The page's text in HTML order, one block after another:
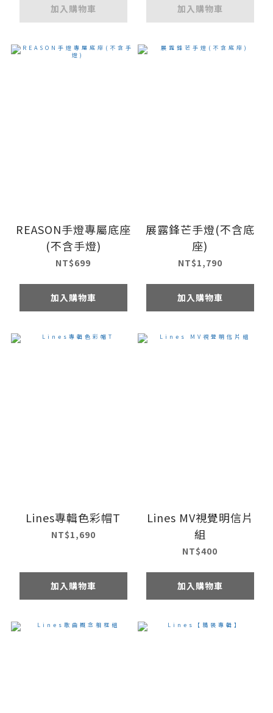
加入購物車 加入購物車
REASON手燈專屬底座
(不含手燈)
NT$699
加入購物車
展露鋒芒手燈(不含底
座)
NT$1,790
加入購物車
Lines專輯色彩帽T
NT$1,690
加入購物車
Lines MV視覺明信片
組
NT$400
加入購物車